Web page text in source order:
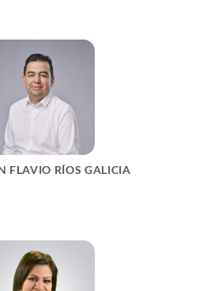
FLAVIO RÍOS GALICIA